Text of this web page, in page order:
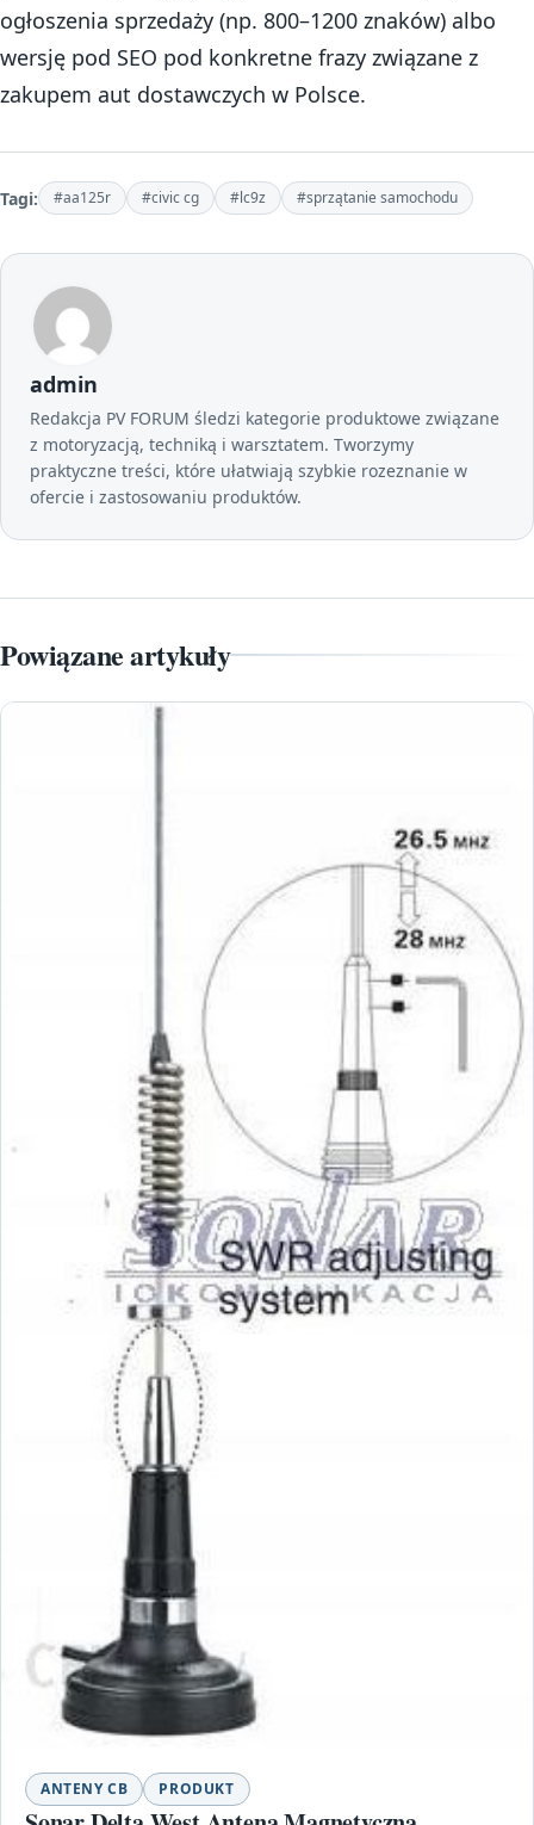
ogłoszenia sprzedaży (np. 800–1200 znaków) albo
wersję pod SEO pod konkretne frazy związane z
zakupem aut dostawczych w Polsce.
Tagi: #aa125r #civic cg #lc9z #sprzątanie samochodu
admin
Redakcja PV FORUM śledzi kategorie produktowe związane
z motoryzacją, techniką i warsztatem. Tworzymy
praktyczne treści, które ułatwiają szybkie rozeznanie w
ofercie i zastosowaniu produktów.
Powiązane artykuły
ANTENY CB PRODUKT